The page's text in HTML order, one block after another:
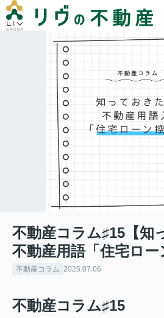
不動産コラム♯15【知
不動産用語「住宅ロー
不動産コラム 2025.07.06
不動産コラム♯15